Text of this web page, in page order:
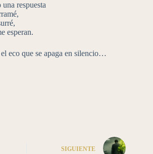
respuesta
esperan.
eco que se apaga en silencio…
SIGUIENTE